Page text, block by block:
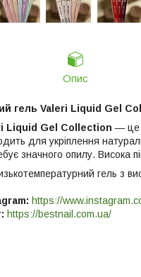
Опис
гель Valeri Liquid Gel
Liquid Gel Collection — це
для укріплення
значного опилу. Висока
гель з
https://
https://bestnail.com.ua/